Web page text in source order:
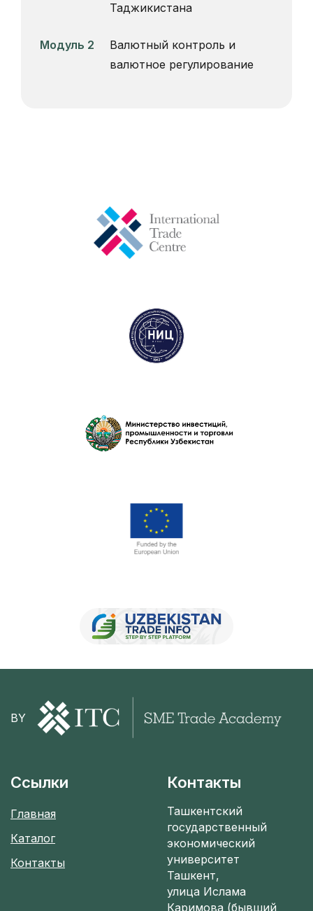
Таджикистана
Модуль 2
Валютный контроль и
валютное регулирование
BY
Ссылки
Главная
Каталог
Контакты
Контакты
Ташкентский
государственный
экономический
университет
Ташкент,
улица Ислама
Каримова (бывший